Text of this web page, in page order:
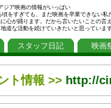
ジア映画の情報がいっぱい
すぎても、まだ映画を卒業できない私
心が踊ります。だから言いたいことの言
道な活動を続けていきたいと思っていま
スタッフ日記 映画
ト情報 >> http://